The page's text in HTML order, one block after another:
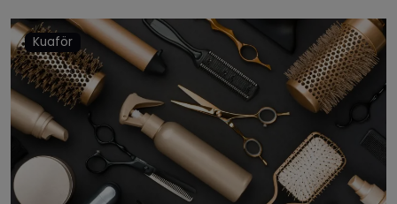
UŞAK
VAN
YOZGAT
ZONGULDAK
AKSARAY
Kuaför